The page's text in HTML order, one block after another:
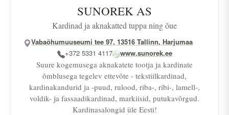
SUNOREK AS
Kardinad ja aknakatted tuppa ning õue
Vabaõhumuuseumi tee 97, 13516 Tallinn, Harjumaa
+372 5331 4117
www.sunorek.ee
Suure kogemusega aknakatete tootja ja kardinate
õmblusega tegelev ettevõte - tekstiilkardinad,
kardinakandurid ja -puud, rulood, riba-, ribi-, lamell-,
voldik- ja fassaadikardinad, markiisid, putukavõrgud.
Kardinasalongid üle Eesti!